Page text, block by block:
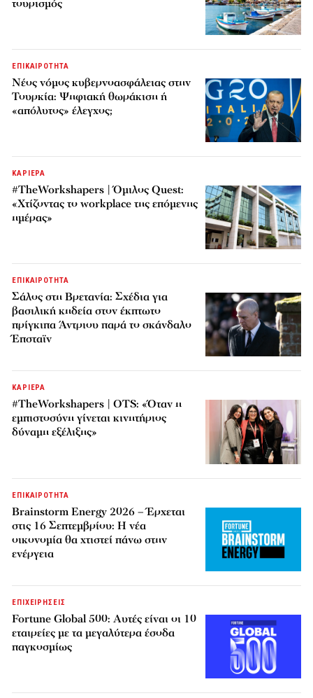
τουρισμός
ΕΠΙΚΑΙΡΟΤΗΤΑ
Νέος νόμος κυβερνοασφάλειας στην
Τουρκία: Ψηφιακή θωράκιση ή
«απόλυτος» έλεγχος;
ΚΑΡΙΕΡΑ
#TheWorkshapers | Όμιλος Quest:
«Χτίζοντας το workplace της επόμενης
ημέρας»
ΕΠΙΚΑΙΡΟΤΗΤΑ
Σάλος στη Βρετανία: Σχέδια για
βασιλική κηδεία στον έκπτωτο
πρίγκιπα Άντριου παρά το σκάνδαλο
Έπσταϊν
ΚΑΡΙΕΡΑ
#TheWorkshapers | OTS: «Όταν η
εμπιστοσύνη γίνεται κινητήριος
δύναμη εξέλιξης»
ΕΠΙΚΑΙΡΟΤΗΤΑ
Brainstorm Energy 2026 – Έρχεται
στις 16 Σεπτεμβρίου: Η νέα
οικονομία θα χτιστεί πάνω στην
ενέργεια
ΕΠΙΧΕΙΡΗΣΕΙΣ
Fortune Global 500: Αυτές είναι οι 10
εταιρείες με τα μεγαλύτερα έσοδα
παγκοσμίως